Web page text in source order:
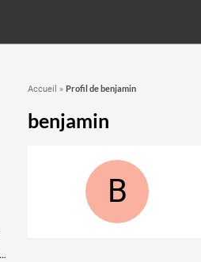
Accueil » Profil de benjamin
benjamin
B